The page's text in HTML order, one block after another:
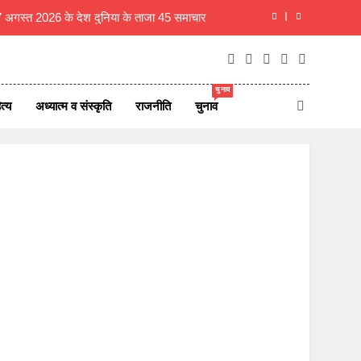
अगस्त 2026 के देश दुनिया के ताजा 45 समाचार
की पत्नी संगीता ने वापस ली तलाक की अर्जी
ही राष्ट्र का असली निर्माता- रचना गुप्ता
अध्यात्म व संस्कृति राजनीति चुनाव
चुनाव